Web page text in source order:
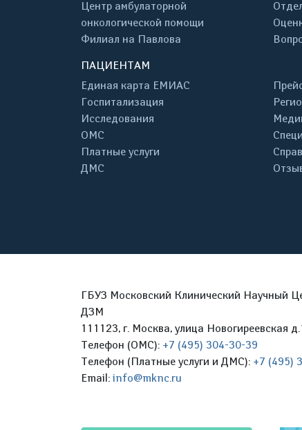
Центр амбулаторной
онкологической помощи
Филиал на Павлова
ПАЦИЕНТАМ
Единая карта ЕМИАС
Госпитализация
Исследования
ОМС
Платные услуги
ДМС
ГБУЗ Московский Клинический Научный
ДЗМ
111123, г. Москва, улица Новогиреевская
Телефон (ОМС): +7 (495) 304-30-39
Телефон (Платные услуги и ДМС): +7 (495)
Email: info@mknc.ru